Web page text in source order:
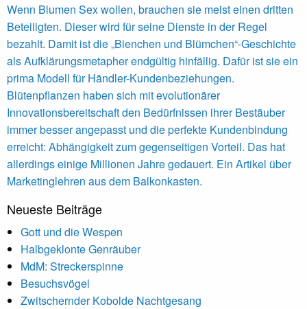
Wenn Blumen Sex wollen, brauchen sie meist einen dritten
Beteiligten. Dieser wird für seine Dienste in der Regel
bezahlt. Damit ist die „Bienchen und Blümchen“-Geschichte
als Aufklärungsmetapher endgültig hinfällig. Dafür ist sie ein
prima Modell für Händler-Kundenbeziehungen.
Blütenpflanzen haben sich mit evolutionärer
Innovationsbereitschaft den Bedürfnissen ihrer Bestäuber
immer besser angepasst und die perfekte Kundenbindung
erreicht: Abhängigkeit zum gegenseitigen Vorteil. Das hat
allerdings einige Millionen Jahre gedauert. Ein Artikel über
Marketinglehren aus dem Balkonkasten.
Neueste Beiträge
Gott und die Wespen
Halbgeklonte Genräuber
MdM: Streckerspinne
Besuchsvögel
Zwitschernder Kobolde Nachtgesang